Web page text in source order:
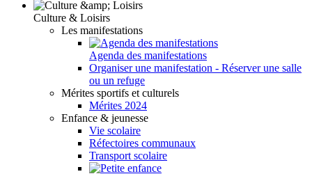
Culture & Loisirs
Les manifestations
Agenda des manifestations
Organiser une manifestation - Réserver une salle
ou un refuge
Mérites sportifs et culturels
Mérites 2024
Enfance & jeunesse
Vie scolaire
Réfectoires communaux
Transport scolaire